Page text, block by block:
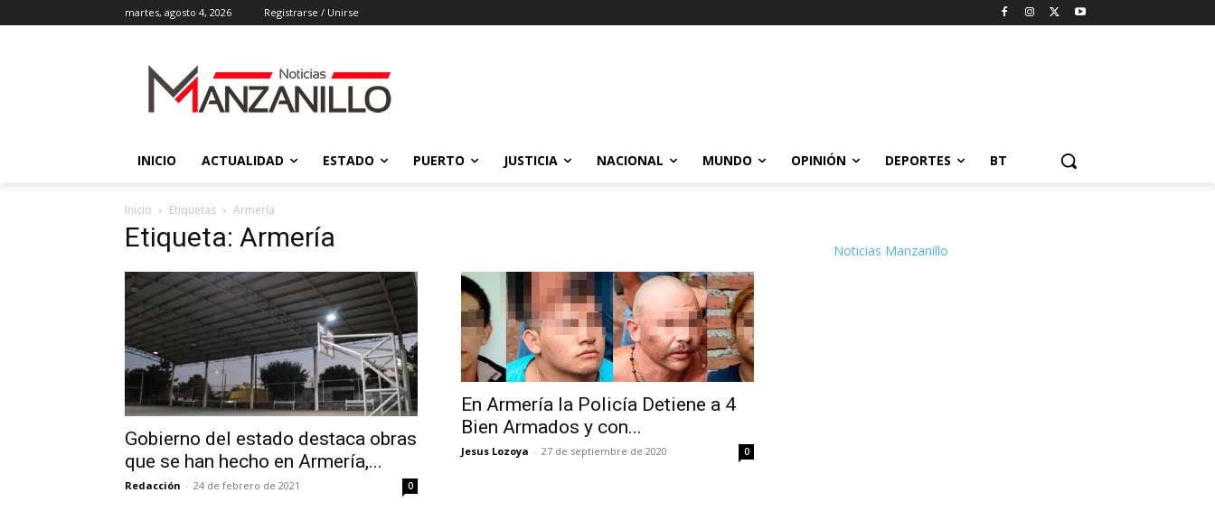
martes, agosto 4, 2026 Registrarse / Unirse
INICIO ACTUALIDAD ESTADO PUERTO JUSTICIA NACIONAL MUNDO OPINIÓN DEPORTES BT
Inicio Etiquetas Armería
Etiqueta: Armería
Gobierno del estado destaca obras
que se han hecho en Armería,...
Redacción - 24 de febrero de 2021 0
En Armería la Policía Detiene a 4
Bien Armados y con...
Jesus Lozoya - 27 de septiembre de 2020 0
Noticias Manzanillo